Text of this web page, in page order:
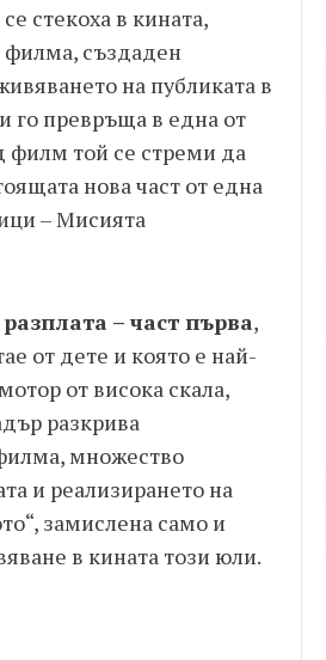
стекоха в кината,
филма, създаден
на публиката в
го превръща в една от
филм той се стреми да
нова част от една
– Мисията
– част първа,
от дете и която е най-
от висока скала,
разкрива
множество
и реализирането на
замислена само и
в кината този юли.